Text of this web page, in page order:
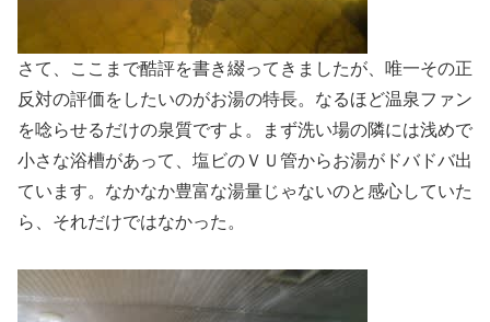
さて、ここまで酷評を書き綴ってきましたが、唯一その正
反対の評価をしたいのがお湯の特長。なるほど温泉ファン
を唸らせるだけの泉質ですよ。まず洗い場の隣には浅めで
小さな浴槽があって、塩ビのＶＵ管からお湯がドバドバ出
ています。なかなか豊富な湯量じゃないのと感心していた
ら、それだけではなかった。